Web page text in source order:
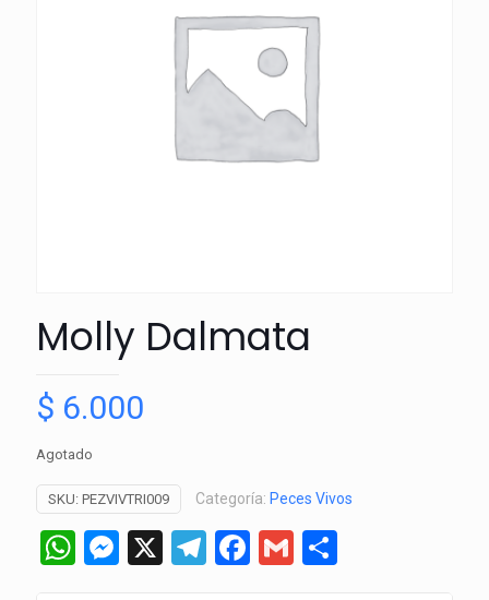
Molly Dalmata
$ 6.000
Agotado
SKU: PEZVIVTRI009 Categoría: Peces Vivos
WhatsApp
Messenger
X Telegram
Facebook
Gmail